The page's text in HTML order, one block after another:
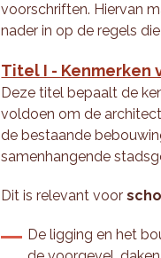
voorschriften. Hiervan
nader in op de regels
Titel I - Kenmerken
Deze titel bepaalt de
voldoen om de
de bestaande
samenhangende
Dit is relevant voor
De ligging en het